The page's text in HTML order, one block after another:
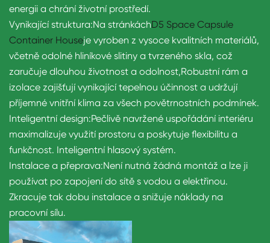
energii a chrání životní prostředí.
Vynikající struktura:Na stránkáchD5 Space Capsule
Container Houseje vyroben z vysoce kvalitních materiálů,
včetně odolné hliníkové slitiny a tvrzeného skla, což
zaručuje dlouhou životnost a odolnost,Robustní rám a
izolace zajišťují vynikající tepelnou účinnost a udržují
příjemné vnitřní klima za všech povětrnostních podmínek.
Inteligentní design:Pečlivě navržené uspořádání interiéru
maximalizuje využití prostoru a poskytuje flexibilitu a
funkčnost. Inteligentní hlasový systém.
Instalace a přeprava:Není nutná žádná montáž a lze ji
používat po zapojení do sítě s vodou a elektřinou.
Zkracuje tak dobu instalace a snižuje náklady na
pracovní sílu.